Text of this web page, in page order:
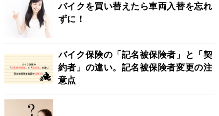
バイクを買い替えたら車両入替を忘れ
ずに！
バイク保険の「記名被保険者」と「契
約者」の違い。記名被保険者変更の注
意点